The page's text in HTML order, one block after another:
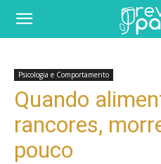
Psicologia e Comportamento
Quando
rancores,
pouco